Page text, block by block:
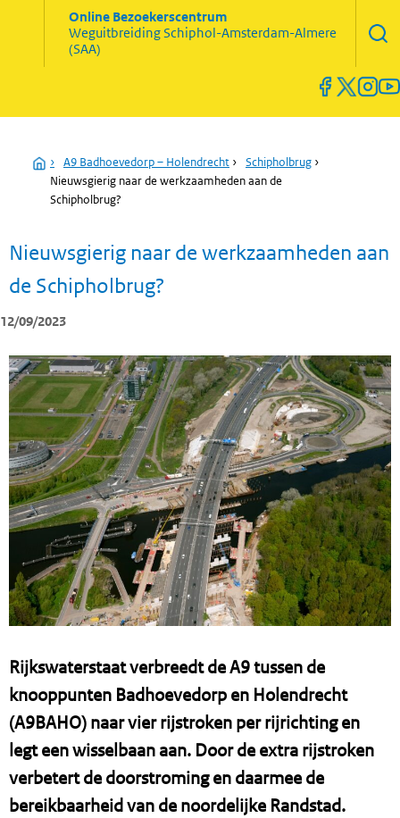
Online Bezoekerscentrum
WeguitbreidingSchiphol-Amsterdam-Almere
(SAA)
Home
› A9 Badhoevedorp – Holendrecht › Schipholbrug ›
Nieuwsgierig naar de werkzaamheden aan de
Schipholbrug?
Nieuwsgierig naar de werkzaamheden aan
de Schipholbrug?
12/09/2023
Rijkswaterstaat verbreedt de A9 tussen de
knooppunten Badhoevedorp en Holendrecht
(A9BAHO) naar vier rijstroken per rijrichting en
legt een wisselbaan aan. Door de extra rijstroken
verbetert de doorstroming en daarmee de
bereikbaarheid van de noordelijke Randstad.